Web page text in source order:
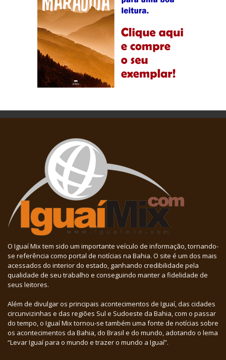
O Iguaí Mix tem sido um importante veículo de informação, tornando-
se referência como portal de notícias na Bahia. O site é um dos mais
acessados do interior do estado, ganhando credibilidade pela
qualidade de seu trabalho e conseguindo manter a fidelidade de
seus leitores.
Além de divulgar os principais acontecimentos de Iguaí, das cidades
circunvizinhas e das regiões Sul e Sudoeste da Bahia, com o passar
do tempo, o Iguaí Mix tornou-se também uma fonte de notícias sobre
os acontecimentos da Bahia, do Brasil e do mundo, adotando o lema
“Levar Iguaí para o mundo e trazer o mundo a Iguaí”.